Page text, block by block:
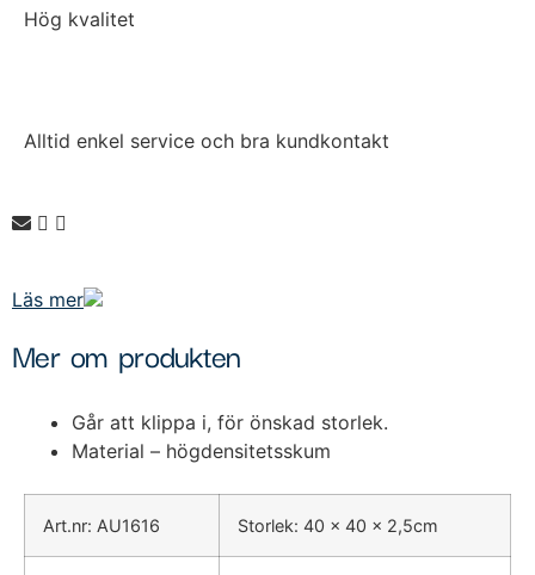
Hög kvalitet
Alltid enkel service och bra kundkontakt
Läs mer
Mer om produkten
Går att klippa i, för önskad storlek.
Material – högdensitetsskum
Art.nr: AU1616 Storlek: 40 x 40 x 2,5cm